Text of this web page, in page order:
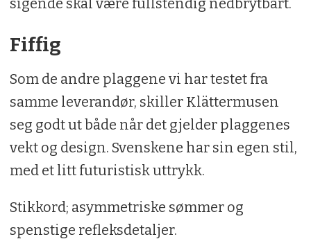
Fiffig
Som de andre plaggene vi har testet fra
samme leverandør, skiller Klättermusen
seg godt ut både når det gjelder plaggenes
vekt og design. Svenskene har sin egen stil,
med et litt futuristisk uttrykk.
Stikkord; asymmetriske sømmer og
spenstige refleksdetaljer.